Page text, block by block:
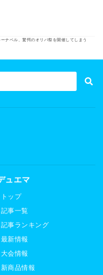
ーナベル、驚愕のオリパ祭を開催してしまう
ュエマ
トップ
記事一覧
記事ランキング
最新情報
大会情報
新商品情報